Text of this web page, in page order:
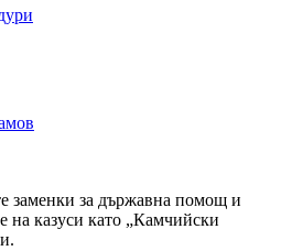
заменки за държавна помощ и
на казуси като „Камчийски